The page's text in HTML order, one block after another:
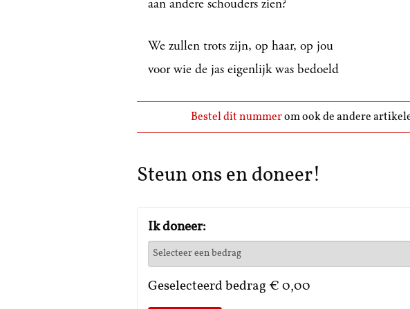
aan andere schouders zien?
We zullen trots zijn, op haar, op jou
voor wie de jas eigenlijk was bedoeld
Bestel dit nummerom ook de andere
Steun ons en doneer!
Ik doneer:
Geselecteerd bedrag € 0,00